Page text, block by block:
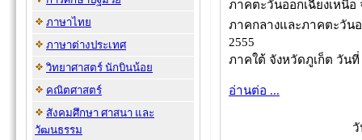
ภาษาไทย
ภาษาต่างประเทศ
วิทยาศาสตร์ นักบินน้อย
คณิตศาสตร์
สังคมศึกษา ศาสนา และ
วัฒนธรรม
ภาคตะวันออกเฉียงเหนื
ภาคกลางและภาคตะวัน
2555
ภาคใต้ จังหวัดภูเก็ต วัน
อ่านต่อ ...